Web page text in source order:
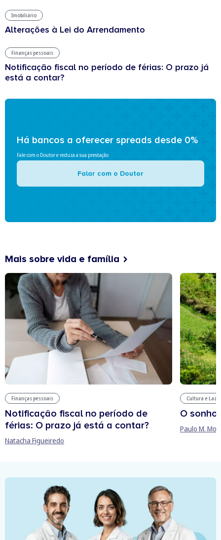
Imobiliário
Alterações à Lei do Arrendamento
Finanças pessoais
Notificação fiscal no período de férias: O prazo já
está a contar?
Há bancos a oferecer spreads desde 0%
Fale com o Doutor e reduza a sua prestação
Falar com o Doutor
Mais sobre vida e família
Finanças pessoais
Notificação fiscal no período de
férias: O prazo já está a contar?
Natacha Figueiredo
Cultura e
O sonho
Paulo M.